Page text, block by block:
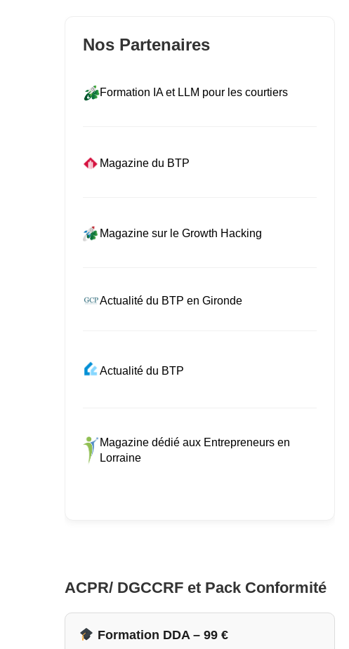
Nos Partenaires
Formation IA et LLM pour les courtiers
Magazine du BTP
Magazine sur le Growth Hacking
Actualité du BTP en Gironde
Actualité du BTP
Magazine dédié aux Entrepreneurs en
Lorraine
ACPR/ DGCCRF et Pack Conformité
Formation DDA – 99 €